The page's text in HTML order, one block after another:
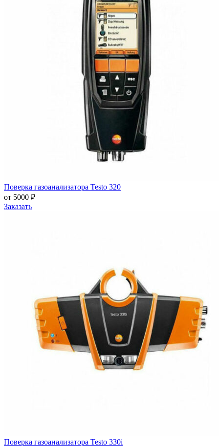
Поверка газоанализатора Testo 320
от 5000 ₽
Заказать
Поверка газоанализатора Testo 330i